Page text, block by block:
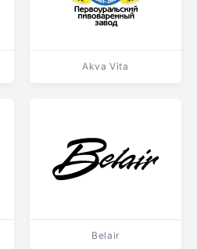
Akva Vita
Belair